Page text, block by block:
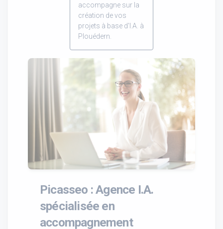
accompagne sur la
création de vos
projets à base d'I.A. à
Plouédern.
Picasseo : Agence I.A.
spécialisée en
accompagnement